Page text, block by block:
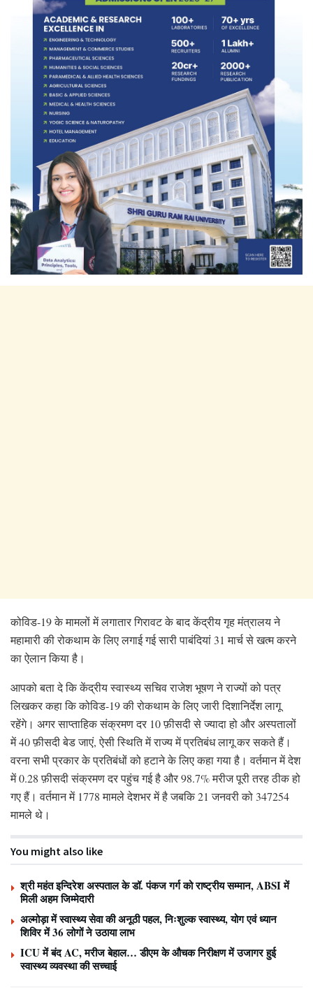
कोविड-19 के मामलों में लगातार गिरावट के बाद केंद्रीय गृह मंत्रालय ने
महामारी की रोकथाम के लिए लगाई गई सारी पाबंदियां 31 मार्च से खत्म करने
का ऐलान किया है।
आपको बता दे कि केंद्रीय स्वास्थ्य सचिव राजेश भूषण ने राज्यों को पत्र
लिखकर कहा कि कोविड-19 की रोकथाम के लिए जारी दिशानिर्देश लागू
रहेंगे। अगर साप्ताहिक संक्रमण दर 10 फ़ीसदी से ज्यादा हो और अस्पतालों
में 40 फ़ीसदी बेड जाएं, ऐसी स्थिति में राज्य में प्रतिबंध लागू कर सकते हैं।
वरना सभी प्रकार के प्रतिबंधों को हटाने के लिए कहा गया है। वर्तमान में देश
में 0.28 फ़ीसदी संक्रमण दर पहुंच गई है और 98.7% मरीज पूरी तरह ठीक हो
गए हैं। वर्तमान में 1778 मामले देशभर में है जबकि 21 जनवरी को 347254
मामले थे।
You might also like
श्री महंत इन्दिरेश अस्पताल के डॉ. पंकज गर्ग को राष्ट्रीय सम्मान, ABSI में
मिली अहम जिम्मेदारी
अल्मोड़ा में स्वास्थ्य सेवा की अनूठी पहल, निःशुल्क स्वास्थ्य, योग एवं ध्यान
शिविर में 36 लोगों ने उठाया लाभ
ICU में बंद AC, मरीज बेहाल… डीएम के औचक निरीक्षण में उजागर हुई
स्वास्थ्य व्यवस्था की सच्चाई